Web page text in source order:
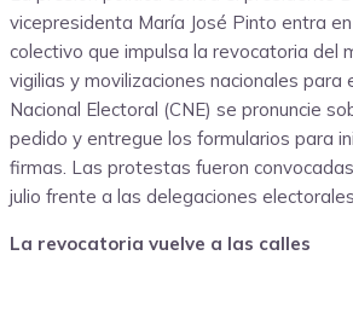
vicepresidenta María José Pinto entra en
colectivo que impulsa la revocatoria del
vigilias y movilizaciones nacionales para
Nacional Electoral (CNE) se pronuncie
pedido y entregue los formularios para
firmas. Las protestas fueron
julio frente a las delegaciones
La revocatoria vuelve a las calles